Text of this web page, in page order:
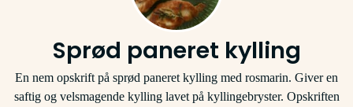
Sprød paneret kylling
En nem opskrift på sprød paneret kylling med rosmarin. Giver en
saftig og velsmagende kylling lavet på kyllingebryster. Opskriften